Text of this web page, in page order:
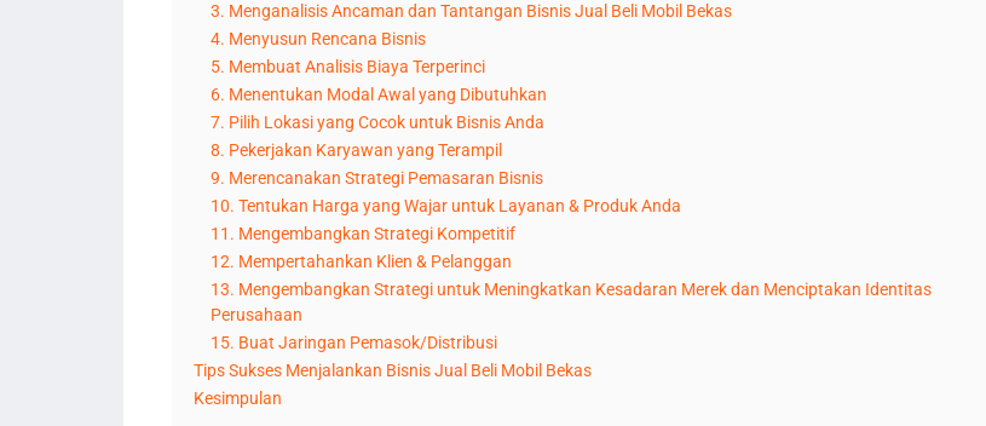
3. Menganalisis Ancaman dan Tantangan Bisnis Jual Beli Mobil Bekas
4. Menyusun Rencana Bisnis
5. Membuat Analisis Biaya Terperinci
6. Menentukan Modal Awal yang Dibutuhkan
7. Pilih Lokasi yang Cocok untuk Bisnis Anda
8. Pekerjakan Karyawan yang Terampil
9. Merencanakan Strategi Pemasaran Bisnis
10. Tentukan Harga yang Wajar untuk Layanan & Produk Anda
11. Mengembangkan Strategi Kompetitif
12. Mempertahankan Klien & Pelanggan
13. Mengembangkan Strategi untuk Meningkatkan Kesadaran Merek dan Menciptakan Identitas
Perusahaan
15. Buat Jaringan Pemasok/Distribusi
Tips Sukses Menjalankan Bisnis Jual Beli Mobil Bekas
Kesimpulan